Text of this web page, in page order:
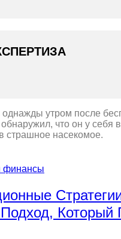
утром после
что он у себя
страшное насекомое.
финансы
Который